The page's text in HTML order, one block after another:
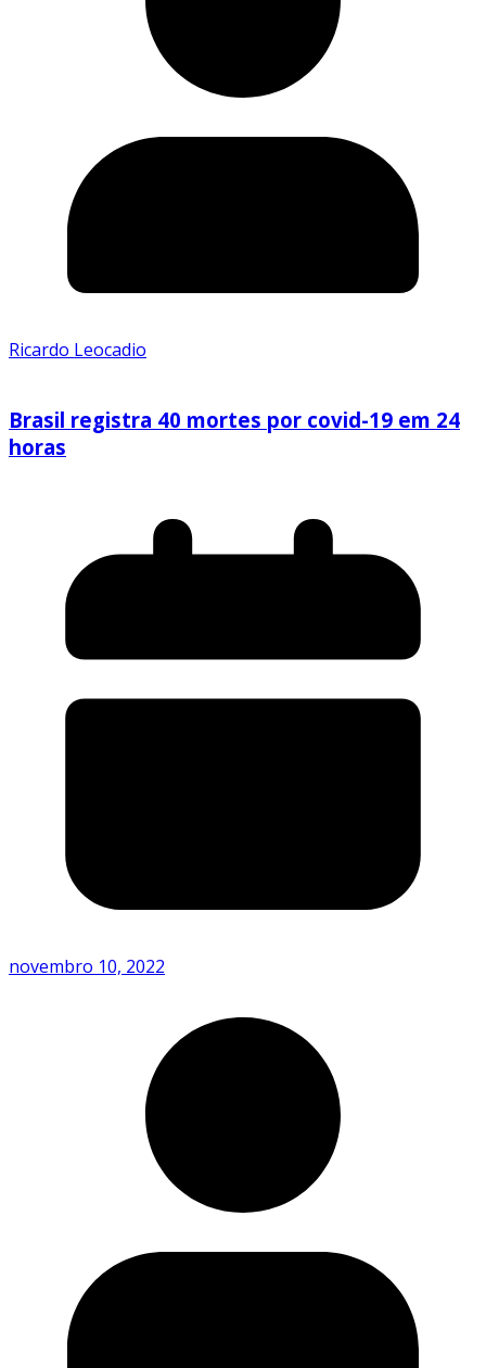
Ricardo Leocadio
Brasil registra 40 mortes por covid-19 em 24
horas
novembro 10, 2022